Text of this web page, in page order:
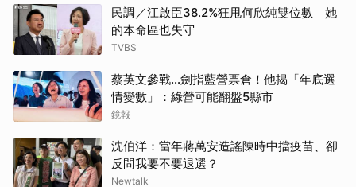
民調／江啟臣38.2%狂甩何欣純雙位數 她
的本命區也失守
TVBS
蔡英文參戰…劍指藍營票倉！他揭「年底選
情變數」：綠營可能翻盤5縣市
鏡報
沈伯洋：當年蔣萬安造謠陳時中擋疫苗、卻
反問我要不要退選？
Newtalk